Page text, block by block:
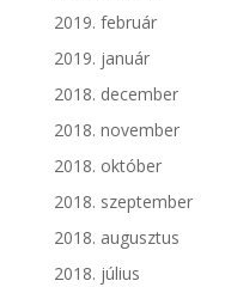
2019. február
2019. január
2018. december
2018. november
2018. október
2018. szeptember
2018. augusztus
2018. július